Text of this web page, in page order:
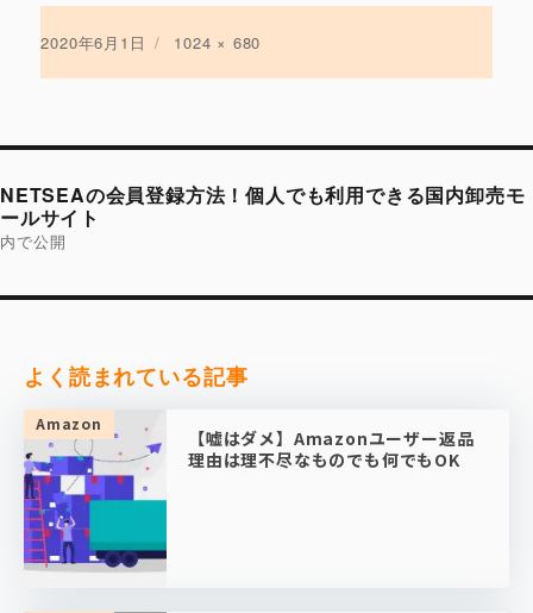
投
2020年6月1日
フ
ズ
1024 × 680
投
ナ
ビ
ゲ
ー
ョ
NETSEAの会員登録方法！個人でも利用できる国内卸売モ
ールサイト
内で公開
よく読まれている記事
Amazon
【嘘はダメ】Amazonユーザー返品
理由は理不尽なものでも何でもOK